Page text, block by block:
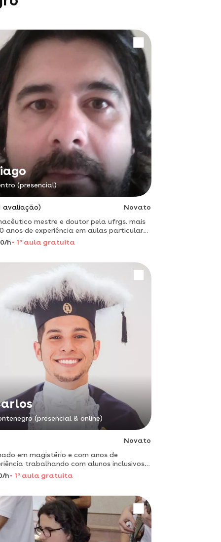
(presencial)
avaliação)
Novato
mestre e doutor pela ufrgs. mais
anos de experiência em aulas particulares
o ensino médio, preparação para
e vestibulares. atendimento domicilar.
h 1 aaula gratuita
(presencial & online)
Novato
em magistério e com anos de
trabalhando com alunos inclusivos e
dificuldades de aprendizagem, ofereço
de reforço escolar para todos os níveis.
h 1 aaula gratuita